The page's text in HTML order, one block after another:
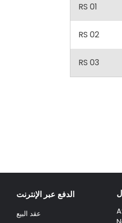
RS 01
RS 02
RS 03
الدفع عبر الإنترنت
عقد البيع